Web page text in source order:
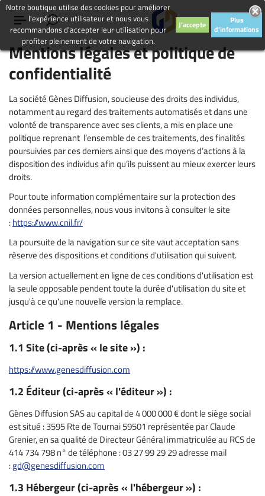
Mentions légales et politique de
confidentialité
La société Gènes Diffusion, soucieuse des droits des individus,
notamment au regard des traitements automatisés et dans une
volonté de transparence avec ses clients, a mis en place une
politique reprenant l’ensemble de ces traitements, des finalités
poursuivies par ces derniers ainsi que des moyens d’actions à la
disposition des individus afin qu’ils puissent au mieux exercer leurs
droits.
Pour toute information complémentaire sur la protection des
données personnelles, nous vous invitons à consulter le site
:https://www.cnil.fr/
La poursuite de la navigation sur ce site vaut acceptation sans
réserve des dispositions et conditions d'utilisation qui suivent.
La version actuellement en ligne de ces conditions d'utilisation est
la seule opposable pendent toute la durée d'utilisation du site et
jusqu'à ce qu'une nouvelle version la remplace.
Article 1 - Mentions légales
1.1 Site (ci-après « le site ») :
https://www.genesdiffusion.com
1.2 Éditeur (ci-après « l'éditeur ») :
Gènes Diffusion SAS au capital de 4 000 000 € dont le siège social
est situé : 3595 Rte de Tournai 59501 représentée par Claude
Grenier, en sa qualité de Directeur Général immatriculée au RCS de
414 734 798 n° de téléphone : 03 27 99 29 29 adresse mail
:gd@genesdiffusion.com
1.3 Hébergeur (ci-après « l'hébergeur ») :
Notre boutique utilise des cookies pour améliorer
l'expérience utilisateur et nous vous
recommandons d'accepter leur utilisation pour
profiter pleinement de votre navigation.
J'accepte
Plus
d'informations